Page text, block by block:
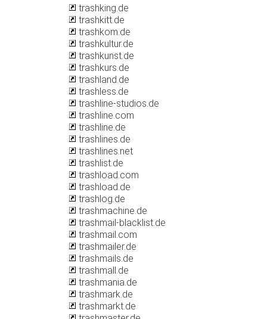
trashking.de
trashkitt.de
trashkom.de
trashkultur.de
trashkunst.de
trashkurs.de
trashland.de
trashless.de
trashline-studios.de
trashline.com
trashline.de
trashlines.de
trashlines.net
trashlist.de
trashload.com
trashload.de
trashlog.de
trashmachine.de
trashmail-blacklist.de
trashmail.com
trashmailer.de
trashmails.de
trashmall.de
trashmania.de
trashmark.de
trashmarkt.de